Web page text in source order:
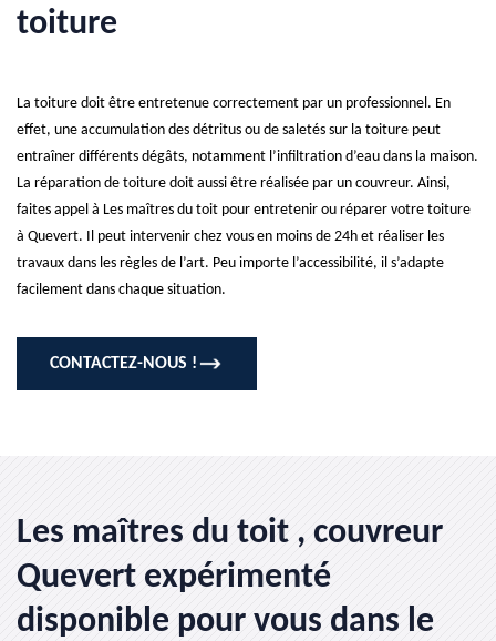
toiture
La toiture doit être entretenue correctement par un professionnel. En
effet, une accumulation des détritus ou de saletés sur la toiture peut
entraîner différents dégâts, notamment l’infiltration d’eau dans la maison.
La réparation de toiture doit aussi être réalisée par un couvreur. Ainsi,
faites appel à Les maîtres du toit pour entretenir ou réparer votre toiture
à Quevert. Il peut intervenir chez vous en moins de 24h et réaliser les
travaux dans les règles de l’art. Peu importe l’accessibilité, il s’adapte
facilement dans chaque situation.
CONTACTEZ-NOUS !
Les maîtres du toit , couvreur
Quevert expérimenté
disponible pour vous dans le